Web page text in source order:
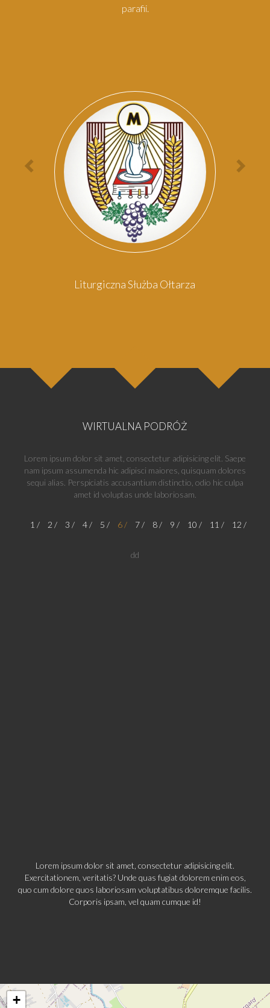
parafii.
Poprzednia
osoba
Liturgiczna Służba Ołtarza
WIRTUALNA PODRÓŻ
Lorem ipsum dolor sit amet, consectetur adipisicing elit. Saepe
nam ipsum assumenda hic adipisci maiores, quisquam dolores
sequi alias. Perspiciatis accusantium distinctio, odio hic culpa
amet id voluptas unde laboriosam.
1 2 3 4 5 6 7 8 9 10 11 12
dd
Lorem ipsum dolor sit amet, consectetur adipisicing elit.
Exercitationem, veritatis? Unde quas fugiat dolorem enim eos,
quo cum dolore quos laboriosam voluptatibus doloremque facilis.
Corporis ipsam, vel quam cumque id!
+